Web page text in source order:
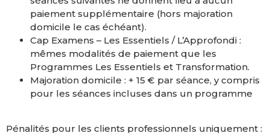
paiement supplémentaire (hors majoration
domicile le cas échéant).
Cap Examens – Les Essentiels / L’Approfondi :
mêmes modalités de paiement que les
Programmes Les Essentiels et Transformation.
Majoration domicile : + 15 € par séance, y compris
pour les séances incluses dans un programme
Pénalités pour les clients professionnels uniquement :